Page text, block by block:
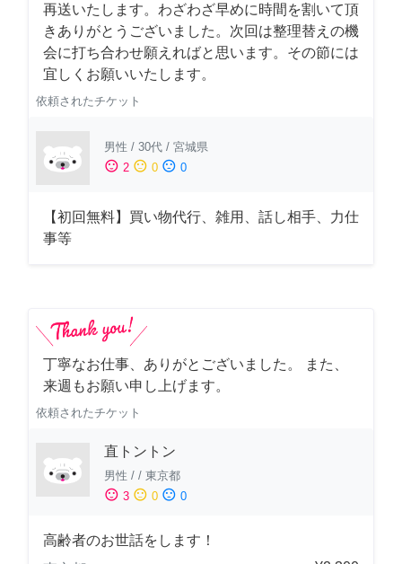
再送いたします。わざわざ早めに時間を割いて頂
きありがとうございました。次回は整理替えの機
会に打ち合わせ願えればと思います。その節には
宜しくお願いいたします。
依頼されたチケット
男性 / 30代 / 宮城県
sentiment_satisfied 2 sentiment_neutral 0 sentiment_dissatisfied 0
【初回無料】買い物代行、雑用、話し相手、力仕
事等
丁寧なお仕事、ありがとございました。 また、
来週もお願い申し上げます。
依頼されたチケット
直トントン
男性 / / 東京都
sentiment_satisfied 3 sentiment_neutral 0 sentiment_dissatisfied 0
高齢者のお世話をします！